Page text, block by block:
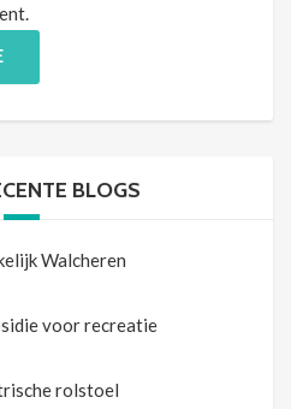
BLOGS
Walcheren
voor recreatie
rolstoel